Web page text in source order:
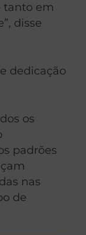
tanto em
disse
dedicação
os
padrões
nas
de